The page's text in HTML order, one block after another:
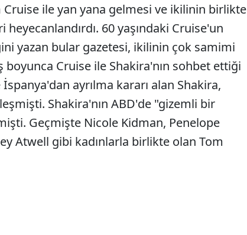
Cruise ile yan yana gelmesi ve ikilinin birlikte
60 yaşındaki Cruise'un
yazan bular gazetesi, ikilinin çok samimi
boyunca Cruise ile Shakira'nın sohbet ettiği
ayrılma kararı alan Shakira,
Shakira'nın ABD'de "gizemli bir
Geçmişte Nicole Kidman, Penelope
Atwell gibi kadınlarla birlikte olan Tom